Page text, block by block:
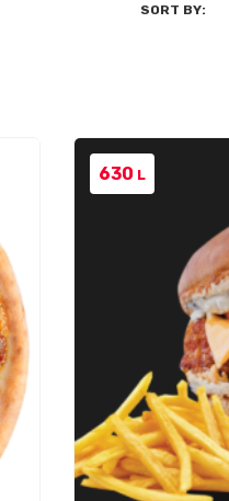
SORT BY:
630 L